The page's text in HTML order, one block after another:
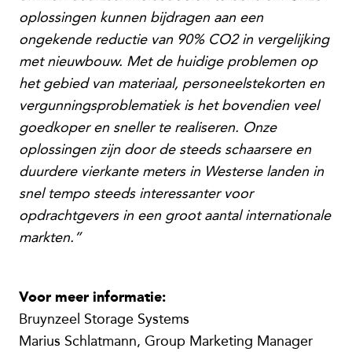
oplossingen kunnen bijdragen aan een
ongekende reductie van 90% CO2 in vergelijking
met nieuwbouw. Met de huidige problemen op
het gebied van materiaal, personeelstekorten en
vergunningsproblematiek is het bovendien veel
goedkoper en sneller te realiseren. Onze
oplossingen zijn door de steeds schaarsere en
duurdere vierkante meters in Westerse landen in
snel tempo steeds interessanter voor
opdrachtgevers in een groot aantal internationale
markten.”
Voor meer informatie:
Bruynzeel Storage Systems
Marius Schlatmann, Group Marketing Manager